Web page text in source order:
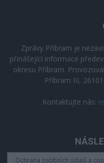
Zprávy Příbram je
přinášející informace
okresu Příbram.
Příbram III,
Kontaktujte nás:
Ochrana osobních údajů a